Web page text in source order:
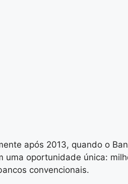
após 2013, quando o
uma oportunidade única:
convencionais.